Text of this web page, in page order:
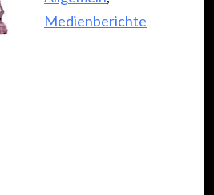
Medienberichte